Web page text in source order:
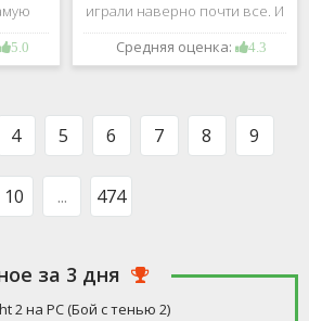
среди
бы
5.0
играли наверно почти все. И
это не странно. Эта игра
имеет не сложные правила и
свободное время, но
Средняя оценка: 4.3
4 5 6 7 8 9
10 ... 474
за 3 дня
2 на PC (Бой с тенью 2)